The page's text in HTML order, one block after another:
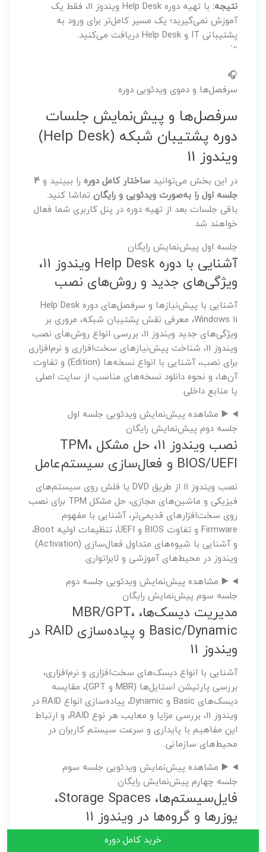
نتیجه:
با تهیه دوره Help Desk ویندوز 11، فقط یک
آموزش نمی‌گیرید؛ یک مسیر کامل‌تر برای ورود به
پشتیبانی IT و Help Desk دریافت می‌کنید.
“`
🎧
سرفصل‌ها و دموی ویدئویی دوره
سرفصل‌ها و پیش‌نمایش جلسات
دوره پشتیبان شبکه (Help Desk)
ویندوز 11
در این بخش می‌توانید ساختار کامل دوره را ببینید و ۴
جلسه اول را به‌صورت ویدئویی و رایگانتماشا کنید.
باقی جلسات بعد از تهیه دوره در پنل کاربری شما فعال
خواهند شد.
جلسه اول پیش‌نمایش رایگان
آشنایی با دوره Help Desk ویندوز 11،
ویژگی‌های جدید و روش‌های نصب
آشنایی با پیش‌نیازها و سرفصل‌های دوره Help Desk
Windows 11، معرفی نقش پشتیبان شبکه، مروری بر
ویژگی‌های جدید ویندوز 11، بررسی انواع روش‌های نصب
ویندوز 11، شناخت پیش‌نیازهای سخت‌افزاری و نرم‌افزاری
برای نصب، آشنایی با انواع نسخه‌ها (Edition) و تفاوت
آن‌ها، و نحوه دانلود نسخه‌های مناسب از سایت اصلی
یا منابع داخلی.
▶️ مشاهده پیش‌نمایش ویدئویی جلسه اول
جلسه دوم پیش‌نمایش رایگان
نصب ویندوز 11، حل مشکل TPM،
BIOS/UEFI و فعال‌سازی سیستم‌عامل
نصب ویندوز 11 از طریق DVD یا فلش روی سیستم‌های
فیزیکی و ماشین‌های مجازی، حل مشکل TPM برای نصب
روی سخت‌افزارهای قدیمی‌تر، آشنایی با مفهوم
Firmware و تفاوت BIOS و UEFI، تنظیمات اولیه Boot،
و آشنایی با شیوه‌های متداول فعال‌سازی (Activation)
ویندوز در محیط‌های آموزشی و لابراتواری.
▶️ مشاهده پیش‌نمایش ویدئویی جلسه دوم
جلسه سوم پیش‌نمایش رایگان
مدیریت دیسک‌ها، MBR/GPT،
Basic/Dynamic و پیاده‌سازی RAID در
ویندوز 11
آشنایی با انواع دیسک‌های سخت‌افزاری و نرم‌افزاری،
بررسی پارتیشن استایل‌ها (MBR و GPT)، مقایسه
دیسک‌های Basic و Dynamic، پیاده‌سازی انواع RAID در
ویندوز 11، بررسی مزایا و معایب هر نوع RAID، و ارتباط
این مفاهیم با پایداری و سرعت سیستم کاربران در
محیط‌های سازمانی.
▶️ مشاهده پیش‌نمایش ویدئویی جلسه سوم
جلسه چهارم پیش‌نمایش رایگان
فایل‌سیستم‌ها، Storage Spaces،
یوزرها و گروه‌ها در ویندوز 11
خرید کامل دوره